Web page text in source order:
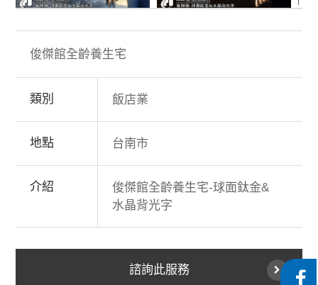
俊傑館全齡養生宅
類別 飯店業
地點 台南市
介紹
俊傑館全齡養生宅-球面鈦金&
水晶背光字
諮詢此服務